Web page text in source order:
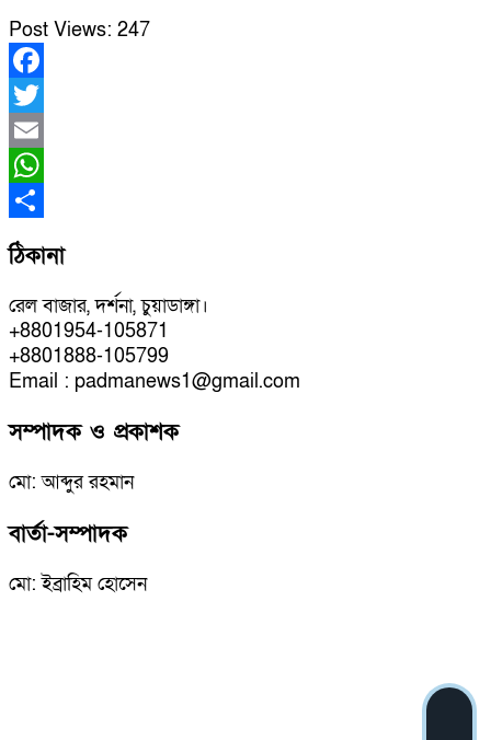
Post Views: 247
Facebook
Twitter
Email
WhatsApp
Share
ঠিকানা
রেল বাজার, দর্শনা, চুয়াডাঙ্গা।
+8801954-105871
+8801888-105799
Email : padmanews1@gmail.com
সম্পাদক ও প্রকাশক
মো: আব্দুর রহমান
বার্তা-সম্পাদক
মো: ইব্রাহিম হোসেন